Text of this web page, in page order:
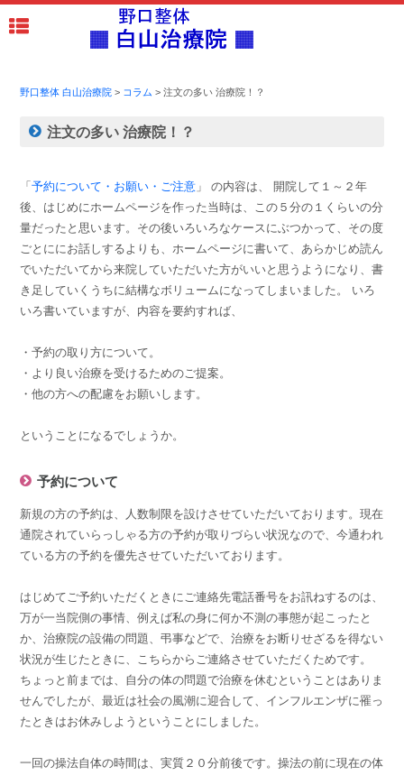
野口整体 白山治療院 > コラム >注文の多い 治療院！？
注文の多い 治療院！？
「予約について・お願い・ご注意 」 の内容は、 開院して１～２年
後、はじめにホームページを作った当時は、この５分の１くらいの分
量だったと思います。その後いろいろなケースにぶつかって、その度
ごとににお話しするよりも、ホームページに書いて、あらかじめ読ん
でいただいてから来院していただいた方がいいと思うようになり、書
き足していくうちに結構なボリュームになってしまいました。 いろ
いろ書いていますが、内容を要約すれば、
・予約の取り方について。
・より良い治療を受けるためのご提案。
・他の方への配慮をお願いします。
ということになるでしょうか。
予約について
新規の方の予約は、人数制限を設けさせていただいております。現在
通院されていらっしゃる方の予約が取りづらい状況なので、今通われ
ている方の予約を優先させていただいております。
はじめてご予約いただくときにご連絡先電話番号をお訊ねするのは、
万が一当院側の事情、例えば私の身に何か不測の事態が起こったと
か、治療院の設備の問題、弔事などで、治療をお断りせざるを得ない
状況が生じたときに、こちらからご連絡させていただくためです。
ちょっと前までは、自分の体の問題で治療を休むということはありま
せんでしたが、最近は社会の風潮に迎合して、インフルエンザに罹っ
たときはお休みしようということにしました。
一回の操法自体の時間は、実質２０分前後です。操法の前に現在の体